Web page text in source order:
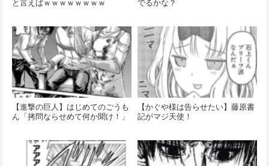
と言えばｗｗｗｗｗｗｗｗ
でるかな？
【進撃の巨人】はじめてのごうも
ん「拷問ならせめて何か聞け！」
【かぐや様は告らせたい】藤原書
記がマジ天使！